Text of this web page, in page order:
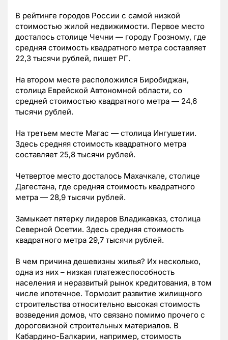
В рейтинге городов России с самой низкой
стоимостью жилой недвижимости. Первое место
досталось столице Чечни — городу Грозному, где
средняя стоимость квадратного метра составляет
22,3 тысячи рублей, пишет РГ.
На втором месте расположился Биробиджан,
столица Еврейской Автономной области, со
средней стоимостью квадратного метра — 24,6
тысячи рублей.
На третьем месте Магас — столица Ингушетии.
Здесь средняя стоимость квадратного метра
составляет 25,8 тысячи рублей.
Четвертое место досталось Махачкале, столице
Дагестана, где средняя стоимость квадратного
метра — 28,9 тысячи рублей.
Замыкает пятерку лидеров Владикавказ, столица
Северной Осетии. Здесь средняя стоимость
квадратного метра 29,7 тысячи рублей.
В чем причина дешевизны жилья? Их несколько,
одна из них – низкая платежеспособность
населения и неразвитый рынок кредитования, в том
числе ипотечное. Тормозит развитие жилищного
строительства относительно высокая стоимость
возведения домов, что связано помимо прочего с
дороговизной строительных материалов. В
Кабардино-Балкарии, например, стоимость